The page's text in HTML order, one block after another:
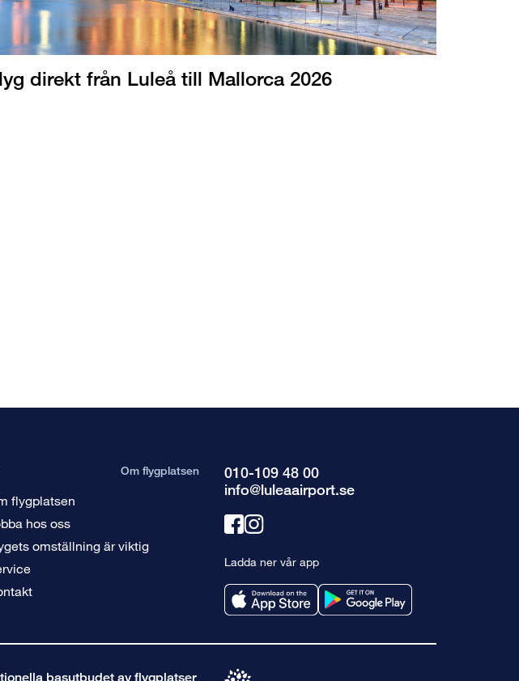
direkt från Luleå till Mallorca 2026
Om flygplatsen
flygplatsen
hos oss
omställning är viktig
010-109 48 00
info@luleaairport.se
Länk
facebook
Länk
instagram
Ladda ner vår app
basutbudet av flygplatser